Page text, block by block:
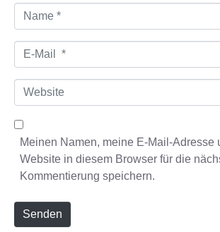
*
a
m
*
-
M
l
W
e
b
Meinen Namen, meine E-Mail-Adresse
Website in diesem Browser für die
Kommentierung speichern.
Senden